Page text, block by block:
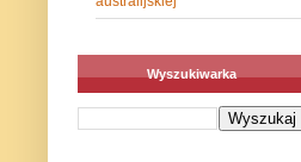
Wyszukiwarka